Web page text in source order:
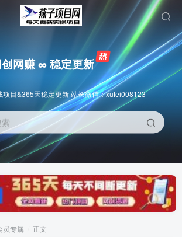
网赚 ∞ 稳定更新
项目&365天稳定更新 站长微信：xufei008123
员专属 正文